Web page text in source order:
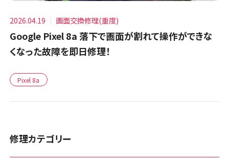
2026.04.19 画面交換修理(重度)
Google Pixel 8a 落下で画面が割れて操作ができな
くなった故障を即日修理！
Pixel 8a
修理カテゴリー